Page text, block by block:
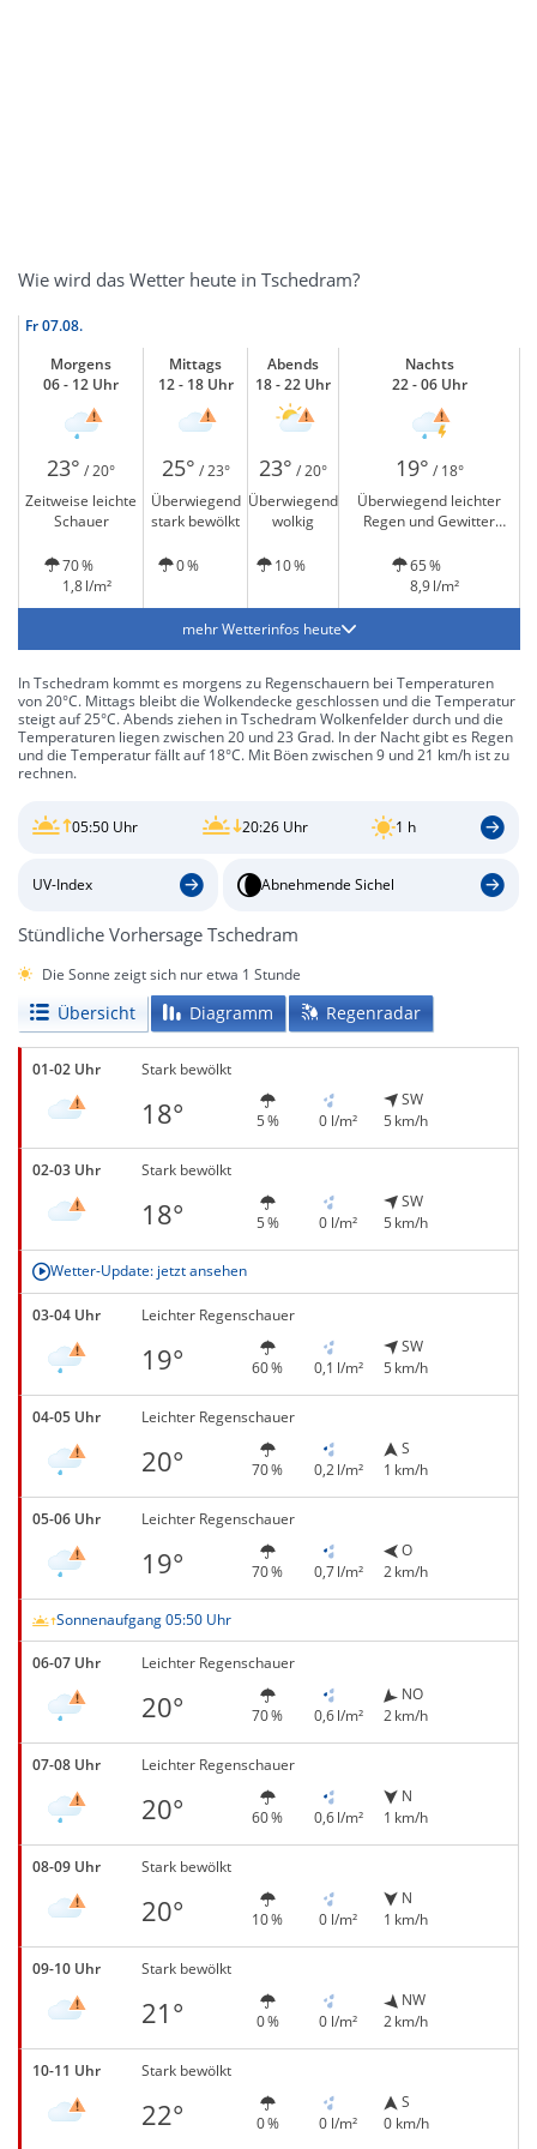
Wie wird das Wetter heute in Tschedram?
Fr07.08.
Morgens
06 - 12 Uhr
Mittags
12 - 18 Uhr
Abends
18 - 22 Uhr
Nachts
22 - 06 Uhr
23° / 20° 25° / 23° 23° / 20° 19° / 18°
Zeitweise leichte
Schauer
Überwiegend
stark bewölkt
Überwiegend
wolkig
Überwiegend leichter
Regen und Gewitter
70 %
1,8 l/m²
0 % 10 %
65 %
8,9 l/m²
mehr Wetterinfos heute
In Tschedram kommt es morgens zu Regenschauern bei Temperaturen
von 20°C. Mittags bleibt die Wolkendecke geschlossen und die Temperatur
steigt auf 25°C. Abends ziehen in Tschedram Wolkenfelder durch und die
Temperaturen liegen zwischen 20 und 23 Grad. In der Nacht gibt es Regen
und die Temperatur fällt auf 18°C. Mit Böen zwischen 9 und 21 km/h ist zu
rechnen.
05:50 Uhr 20:26 Uhr 1 h
UV-Index Abnehmende Sichel
Stündliche Vorhersage Tschedram
Die Sonne zeigt sich nur etwa 1 Stunde
Übersicht Diagramm Regenradar
01-02 Uhr Stark bewölkt
18° 5 % 0 l/m²
SW
5 km/h
02-03 Uhr Stark bewölkt
18° 5 % 0 l/m²
SW
5 km/h
Wetter-Update: jetzt ansehen
03-04 Uhr Leichter Regenschauer
19° 60 % 0,1 l/m²
SW
5 km/h
04-05 Uhr Leichter Regenschauer
20° 70 % 0,2 l/m²
S
1 km/h
05-06 Uhr Leichter Regenschauer
19° 70 % 0,7 l/m²
O
2 km/h
Sonnenaufgang 05:50 Uhr
06-07 Uhr Leichter Regenschauer
20° 70 % 0,6 l/m²
NO
2 km/h
07-08 Uhr Leichter Regenschauer
20° 60 % 0,6 l/m²
N
1 km/h
08-09 Uhr Stark bewölkt
20° 10 % 0 l/m²
N
1 km/h
09-10 Uhr Stark bewölkt
21° 0 % 0 l/m²
NW
2 km/h
10-11 Uhr Stark bewölkt
22° 0 % 0 l/m²
S
0 km/h